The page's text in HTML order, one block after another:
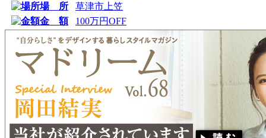
場 所
草津市上笠
金 額
100万円OFF